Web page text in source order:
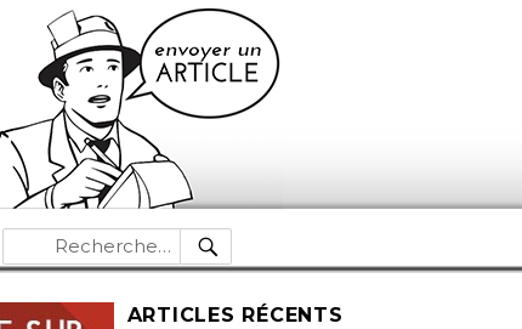
Recherche
pour :
RECHERCHE
ARTICLES RÉCENTS